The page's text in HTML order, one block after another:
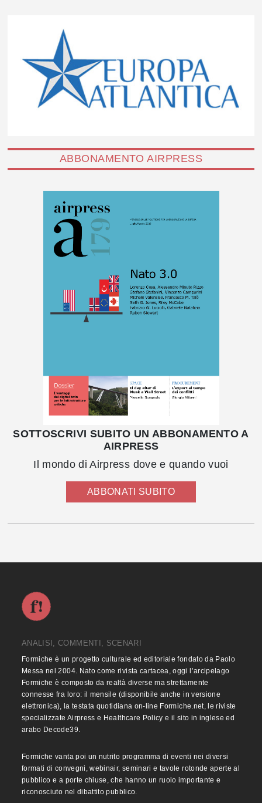
ABBONAMENTO AIRPRESS
SOTTOSCRIVI SUBITO UN ABBONAMENTO A
AIRPRESS
Il mondo di Airpress dove e quando vuoi
ABBONATI SUBITO
ANALISI, COMMENTI, SCENARI
Formiche è un progetto culturale ed editoriale fondato da Paolo
Messa nel 2004. Nato come rivista cartacea, oggi l’arcipelago
Formiche è composto da realtà diverse ma strettamente
connesse fra loro: il mensile (disponibile anche in versione
elettronica), la testata quotidiana on-line Formiche.net, le riviste
specializzate Airpress e Healthcare Policy e il sito in inglese ed
arabo Decode39.
Formiche vanta poi un nutrito programma di eventi nei diversi
formati di convegni, webinair, seminari e tavole rotonde aperte al
pubblico e a porte chiuse, che hanno un ruolo importante e
riconosciuto nel dibattito pubblico.